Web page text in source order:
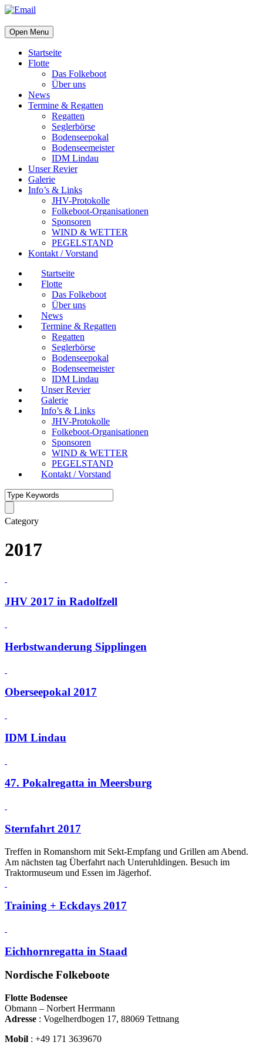
Open Menu
Startseite
Flotte
Das Folkeboot
Über uns
News
Termine & Regatten
Regatten
Seglerbörse
Bodenseepokal
Bodenseemeister
IDM Lindau
Unser Revier
Galerie
Info’s & Links
JHV-Protokolle
Folkeboot-Organisationen
Sponsoren
WIND & WETTER
PEGELSTAND
Kontakt / Vorstand
Startseite
Flotte
Das Folkeboot
Über uns
News
Termine & Regatten
Regatten
Seglerbörse
Bodenseepokal
Bodenseemeister
IDM Lindau
Unser Revier
Galerie
Info’s & Links
JHV-Protokolle
Folkeboot-Organisationen
Sponsoren
WIND & WETTER
PEGELSTAND
Kontakt / Vorstand
Category
2017
JHV 2017 in Radolfzell
Herbstwanderung Sipplingen
Oberseepokal 2017
IDM Lindau
47. Pokalregatta in Meersburg
Sternfahrt 2017
Treffen in Romanshorn mit Sekt-Empfang und Grillen am Abend.
Am nächsten tag Überfahrt nach Unteruhldingen. Besuch im
Traktormuseum und Essen im Jägerhof.
Training + Eckdays 2017
Eichhornregatta in Staad
Nordische Folkeboote
Flotte Bodensee
Obmann – Norbert Herrmann
Adresse : Vogelherdbogen 17, 88069 Tettnang
Mobil : +49 171 3639670